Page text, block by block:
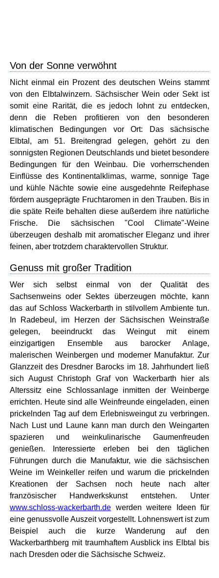
Von der Sonne verwöhnt
Nicht einmal ein Prozent des deutschen Weins stammt
von den Elbtalwinzern. Sächsischer Wein oder Sekt ist
somit eine Rarität, die es jedoch lohnt zu entdecken,
denn die Reben profitieren von den besonderen
klimatischen Bedingungen vor Ort: Das sächsische
Elbtal, am 51. Breitengrad gelegen, gehört zu den
sonnigsten Regionen Deutschlands und bietet besondere
Bedingungen für den Weinbau. Die vorherrschenden
Einflüsse des Kontinentalklimas, warme, sonnige Tage
und kühle Nächte sowie eine ausgedehnte Reifephase
fördern ausgeprägte Fruchtaromen in den Trauben. Bis in
die späte Reife behalten diese außerdem ihre natürliche
Frische. Die sächsischen "Cool Climate"-Weine
überzeugen deshalb mit aromatischer Eleganz und ihrer
feinen, aber trotzdem charaktervollen Struktur.
Genuss mit großer Tradition
Wer sich selbst einmal von der Qualität des
Sachsenweins oder Sektes überzeugen möchte, kann
das auf Schloss Wackerbarth in stilvollem Ambiente tun.
In Radebeul, im Herzen der Sächsischen Weinstraße
gelegen, beeindruckt das Weingut mit einem
einzigartigen Ensemble aus barocker Anlage,
malerischen Weinbergen und moderner Manufaktur. Zur
Glanzzeit des Dresdner Barocks im 18. Jahrhundert ließ
sich August Christoph Graf von Wackerbarth hier als
Alterssitz eine Schlossanlage inmitten der Weinberge
errichten. Heute sind alle Weinfreunde eingeladen, einen
prickelnden Tag auf dem Erlebnisweingut zu verbringen.
Nach Lust und Laune kann man durch den Weingarten
spazieren und weinkulinarische Gaumenfreuden
genießen. Interessierte erleben bei den täglichen
Führungen durch die Manufaktur, wie die sächsischen
Weine im Weinkeller reifen und warum die prickelnden
Kreationen der Sachsen noch heute nach alter
französischer Handwerkskunst entstehen. Unter
www.schloss-wackerbarth.de werden weitere Ideen für
eine genussvolle Auszeit vorgestellt. Lohnenswert ist zum
Beispiel auch die kurze Wanderung auf den
Wackerbarthberg mit traumhaftem Ausblick ins Elbtal bis
nach Dresden oder die Sächsische Schweiz.